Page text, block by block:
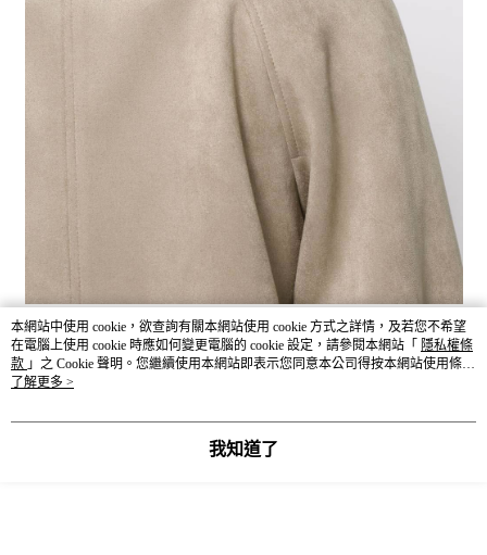
本網站中使用 cookie，欲查詢有關本網站使用 cookie 方式之詳情，及若您不希望
在電腦上使用 cookie 時應如何變更電腦的 cookie 設定，請參閱本網站「 隱私權條
款 」之 Cookie 聲明。您繼續使用本網站即表示您同意本公司得按本網站使用條款
之 Cookie 聲明使用 cookie。
了解更多 >
我知道了